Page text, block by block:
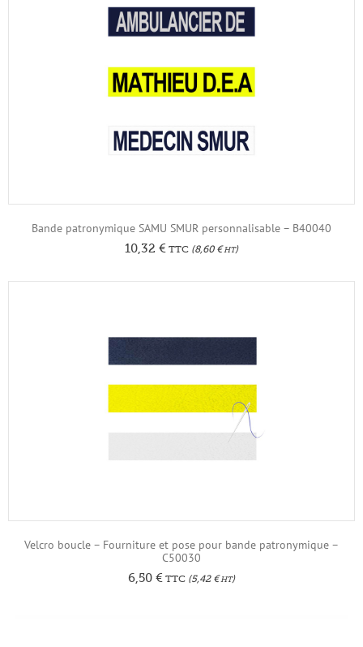
Bande patronymique SAMU SMUR personnalisable – B40040
10,32 € TTC (8,60 €HT)
Velcro boucle – Fourniture et pose pour bande patronymique –
C50030
6,50 € TTC (5,42 €HT)